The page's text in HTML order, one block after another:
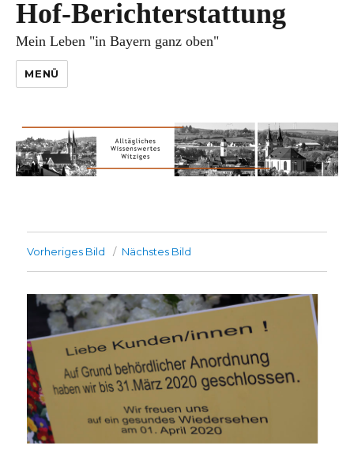
Hof-Berichterstattung
Mein Leben "in Bayern ganz oben"
MENÜ
Vorheriges Bild Nächstes Bild